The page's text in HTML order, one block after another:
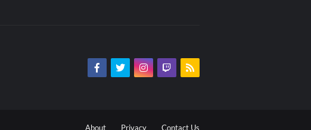
About Privacy Contact Us